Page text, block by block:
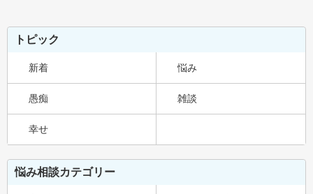
トピック
新着 悩み
愚痴 雑談
幸せ
悩み相談カテゴリー